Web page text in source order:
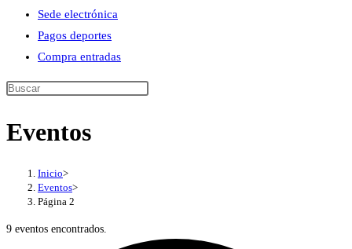
Sede electrónica
Pagos deportes
Compra entradas
Buscar
esta
Eventos
Inicio>
Eventos>
Página 2
9 eventos encontrados.